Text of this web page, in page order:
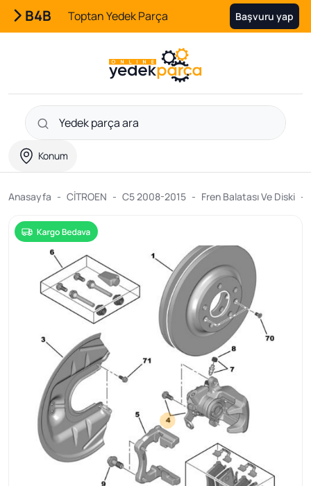
B4B Toptan Yedek Parça Başvuru yap
Konum
Anasayfa CİTROEN C5 2008-2015 Fren Balatası Ve Diski